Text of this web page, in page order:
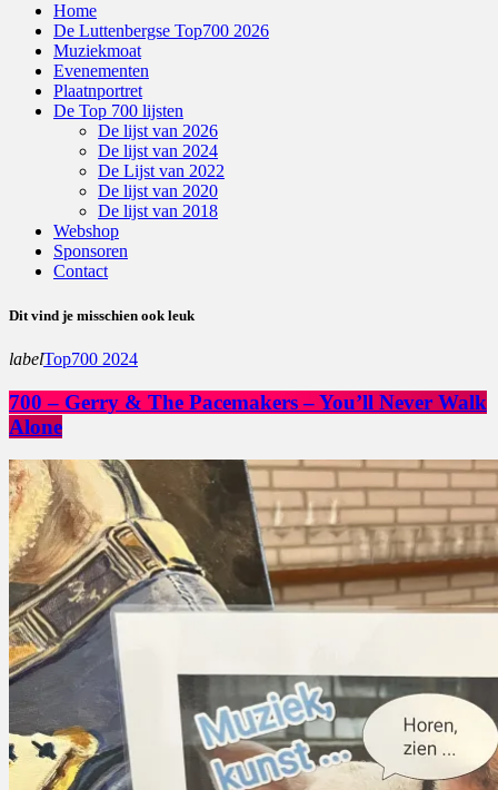
Home
De Luttenbergse Top700 2026
Muziekmoat
Evenementen
Plaatnportret
De Top 700 lijsten
De lijst van 2026
De lijst van 2024
De Lijst van 2022
De lijst van 2020
De lijst van 2018
Webshop
Sponsoren
Contact
Dit vind je misschien ook leuk
labelTop700 2024
700 – Gerry & The Pacemakers – You’ll Never Walk
Alone